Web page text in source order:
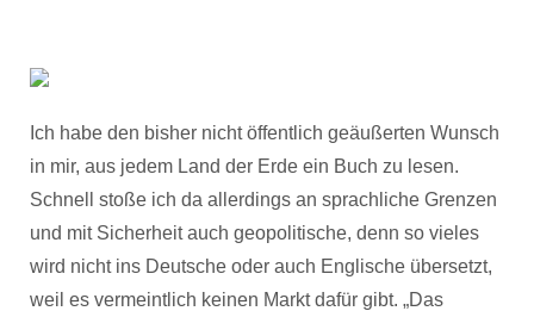
Ich habe den bisher nicht öffentlich geäußerten Wunsch
in mir, aus jedem Land der Erde ein Buch zu lesen.
Schnell stoße ich da allerdings an sprachliche Grenzen
und mit Sicherheit auch geopolitische, denn so vieles
wird nicht ins Deutsche oder auch Englische übersetzt,
weil es vermeintlich keinen Markt dafür gibt. „Das